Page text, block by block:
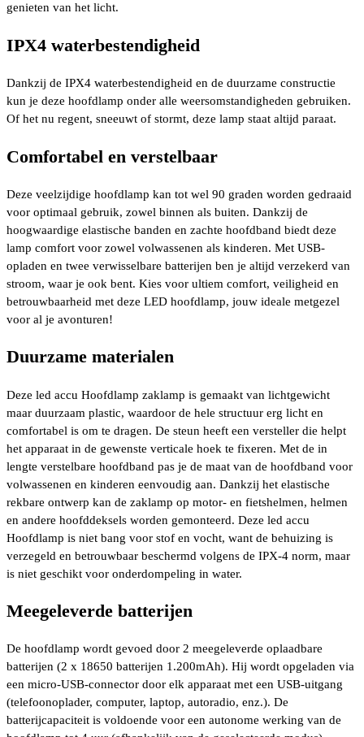
genieten van het licht.
IPX4 waterbestendigheid
Dankzij de IPX4 waterbestendigheid en de duurzame constructie
kun je deze hoofdlamp onder alle weersomstandigheden gebruiken.
Of het nu regent, sneeuwt of stormt, deze lamp staat altijd paraat.
Comfortabel en verstelbaar
Deze veelzijdige hoofdlamp kan tot wel 90 graden worden gedraaid
voor optimaal gebruik, zowel binnen als buiten. Dankzij de
hoogwaardige elastische banden en zachte hoofdband biedt deze
lamp comfort voor zowel volwassenen als kinderen. Met USB-
opladen en twee verwisselbare batterijen ben je altijd verzekerd van
stroom, waar je ook bent. Kies voor ultiem comfort, veiligheid en
betrouwbaarheid met deze LED hoofdlamp, jouw ideale metgezel
voor al je avonturen!
Duurzame materialen
Deze led accu Hoofdlamp zaklamp is gemaakt van lichtgewicht
maar duurzaam plastic, waardoor de hele structuur erg licht en
comfortabel is om te dragen. De steun heeft een versteller die helpt
het apparaat in de gewenste verticale hoek te fixeren. Met de in
lengte verstelbare hoofdband pas je de maat van de hoofdband voor
volwassenen en kinderen eenvoudig aan. Dankzij het elastische
rekbare ontwerp kan de zaklamp op motor- en fietshelmen, helmen
en andere hoofddeksels worden gemonteerd. Deze led accu
Hoofdlamp is niet bang voor stof en vocht, want de behuizing is
verzegeld en betrouwbaar beschermd volgens de IPX-4 norm, maar
is niet geschikt voor onderdompeling in water.
Meegeleverde batterijen
De hoofdlamp wordt gevoed door 2 meegeleverde oplaadbare
batterijen (2 x 18650 batterijen 1.200mAh). Hij wordt opgeladen via
een micro-USB-connector door elk apparaat met een USB-uitgang
(telefoonoplader, computer, laptop, autoradio, enz.). De
batterijcapaciteit is voldoende voor een autonome werking van de